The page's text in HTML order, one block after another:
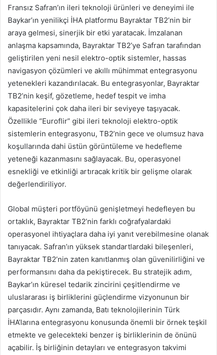
Fransız Safran’ın ileri teknoloji ürünleri ve deneyimi ile
Baykar’ın yenilikçi İHA platformu Bayraktar TB2’nin bir
araya gelmesi, sinerjik bir etki yaratacak. İmzalanan
anlaşma kapsamında, Bayraktar TB2’ye Safran tarafından
geliştirilen yeni nesil elektro-optik sistemler, hassas
navigasyon çözümleri ve akıllı mühimmat entegrasyonu
yetenekleri kazandırılacak. Bu entegrasyonlar, Bayraktar
TB2’nin keşif, gözetleme, hedef tespit ve imha
kapasitelerini çok daha ileri bir seviyeye taşıyacak.
Özellikle “Euroflir” gibi ileri teknoloji elektro-optik
sistemlerin entegrasyonu, TB2’nin gece ve olumsuz hava
koşullarında dahi üstün görüntüleme ve hedefleme
yeteneği kazanmasını sağlayacak. Bu, operasyonel
esnekliği ve etkinliği artıracak kritik bir gelişme olarak
değerlendiriliyor.
Global müşteri portföyünü genişletmeyi hedefleyen bu
ortaklık, Bayraktar TB2’nin farklı coğrafyalardaki
operasyonel ihtiyaçlara daha iyi yanıt verebilmesine olanak
tanıyacak. Safran’ın yüksek standartlardaki bileşenleri,
Bayraktar TB2’nin zaten kanıtlanmış olan güvenilirliğini ve
performansını daha da pekiştirecek. Bu stratejik adım,
Baykar’ın küresel tedarik zincirini çeşitlendirme ve
uluslararası iş birliklerini güçlendirme vizyonunun bir
parçasıdır. Aynı zamanda, Batı teknolojilerinin Türk
İHA’larına entegrasyonu konusunda önemli bir örnek teşkil
etmekte ve gelecekteki benzer iş birliklerinin de önünü
açabilir. İş birliğinin detayları ve entegrasyon takvimi